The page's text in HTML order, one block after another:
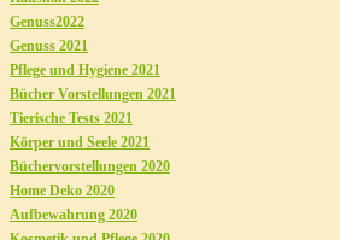
Genuss2022
Genuss 2021
Pflege und Hygiene 2021
Bücher Vorstellungen 2021
Tierische Tests 2021
Körper und Seele 2021
Büchervorstellungen 2020
Home Deko 2020
Aufbewahrung 2020